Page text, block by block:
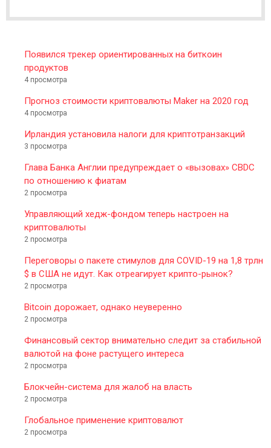
R
Появился трекер ориентированных на биткоин
продуктов
4 просмотра
Прогноз стоимости криптовалюты Maker на 2020 год
4 просмотра
Ирландия установила налоги для криптотранзакций
3 просмотра
Глава Банка Англии предупреждает о «вызовах» CBDC
по отношению к фиатам
2 просмотра
Управляющий хедж-фондом теперь настроен на
криптовалюты
2 просмотра
Переговоры о пакете стимулов для COVID-19 на 1,8 трлн
$ в США не идут. Как отреагирует крипто-рынок?
2 просмотра
Bitcoin дорожает, однако неуверенно
2 просмотра
Финансовый сектор внимательно следит за стабильной
валютой на фоне растущего интереса
2 просмотра
Блокчейн-система для жалоб на власть
2 просмотра
Глобальное применение криптовалют
2 просмотра